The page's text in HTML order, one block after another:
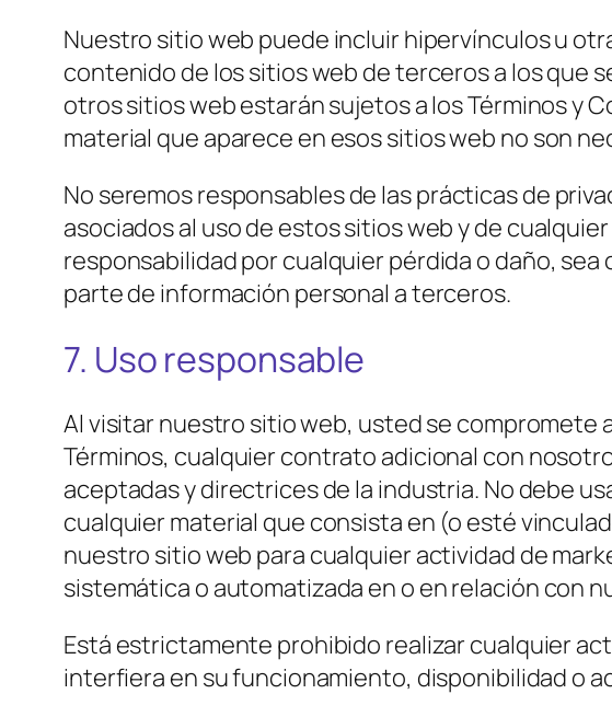
Nuestro sitio web puede incluir hipervínculos u
contenido de los sitios web de terceros a los que
otros sitios web estarán sujetos a los Términos y
material que aparece en esos sitios web no son
No seremos responsables de las prácticas de
asociados al uso de estos sitios web y de
responsabilidad por cualquier pérdida o daño,
parte de información personal a terceros.
7. Uso responsable
Al visitar nuestro sitio web, usted se compromete
Términos, cualquier contrato adicional con
aceptadas y directrices de la industria. No debe
cualquier material que consista en (o esté
nuestro sitio web para cualquier actividad de
sistemática o automatizada en o en relación con
Está estrictamente prohibido realizar cualquier
interfiera en su funcionamiento, disponibilidad o